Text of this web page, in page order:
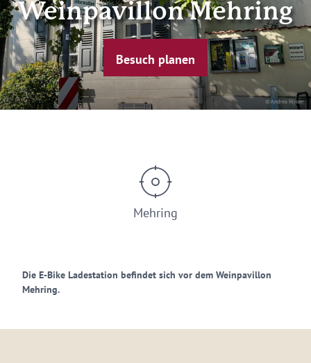
© Andrea Wisser
Weinpavillon Mehring
Besuch planen
Mehring
Die E-Bike Ladestation befindet sich vor dem Weinpavillon
Mehring.